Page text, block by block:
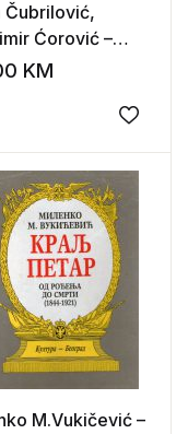
Čubrilović,
Ćorović –
od 1858 do 1903
KM
Add
M.Vukičević –